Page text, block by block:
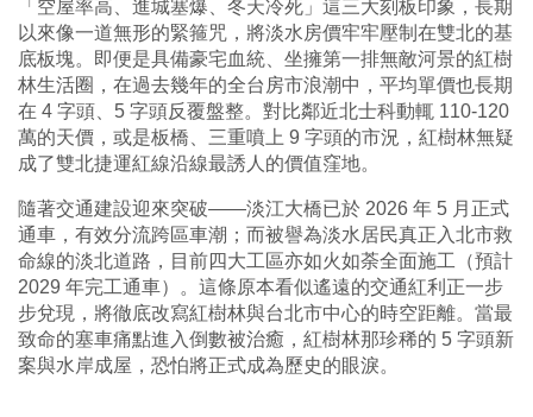
「空屋率高、進城塞爆、冬天冷死」這三大刻板印象，長期
以來像一道無形的緊箍咒，將淡水房價牢牢壓制在雙北的基
底板塊。即便是具備豪宅血統、坐擁第一排無敵河景的紅樹
林生活圈，在過去幾年的全台房市浪潮中，平均單價也長期
在 4 字頭、5 字頭反覆盤整。對比鄰近北士科動輒 110-120
萬的天價，或是板橋、三重噴上 9 字頭的市況，紅樹林無疑
成了雙北捷運紅線沿線最誘人的價值窪地。
隨著交通建設迎來突破——淡江大橋已於 2026 年 5 月正式
通車，有效分流跨區車潮；而被譽為淡水居民真正入北市救
命線的淡北道路，目前四大工區亦如火如荼全面施工（預計
2029 年完工通車）。這條原本看似遙遠的交通紅利正一步
步兌現，將徹底改寫紅樹林與台北市中心的時空距離。當最
致命的塞車痛點進入倒數被治癒，紅樹林那珍稀的 5 字頭新
案與水岸成屋，恐怕將正式成為歷史的眼淚。